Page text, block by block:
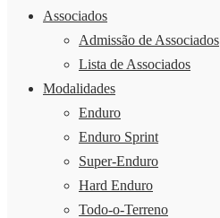
Associados
Admissão de Associados
Lista de Associados
Modalidades
Enduro
Enduro Sprint
Super-Enduro
Hard Enduro
Todo-o-Terreno